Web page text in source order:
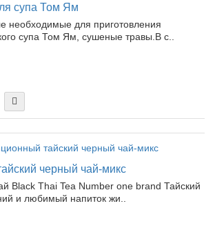
супа Том Ям
необходимые для приготовления
супа Том Ям, сушеные травы.В с..
черный чай-микс
Black Thai Tea Number one brand Тайский
и любимый напиток жи..